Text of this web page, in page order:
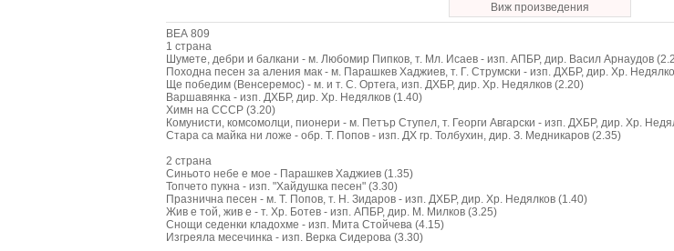
Виж произведения
ВЕА 809
1 страна
Шумете, дебри и балкани - м. Любомир Пипков, т. Мл. Исаев - изп. АПБР, дир. Васил Арнаудов
Походна песен за аления мак - м. Парашкев Хаджиев, т. Г. Струмски - изп. ДХБР, дир. Хр.
Ще победим (Венсеремос) - м. и т. С. Ортега, изп. ДХБР, дир. Хр. Недялков (2.20)
Варшавянка - изп. ДХБР, дир. Хр. Недялков (1.40)
Химн на СССР (3.20)
Комунисти, комсомолци, пионери - м. Петър Ступел, т. Георги Авгарски - изп. ДХБР, дир. Хр.
Стара са майка ни ложе - обр. Т. Попов - изп. ДХ гр. Толбухин, дир. З. Медникаров (2.35)
2 страна
Синьото небе е мое - Парашкев Хаджиев (1.35)
Топчето пукна - изп. "Хайдушка песен" (3.30)
Празнична песен - м. Т. Попов, т. Н. Зидаров - изп. ДХБР, дир. Хр. Недялков (1.40)
Жив е той, жив е - т. Хр. Ботев - изп. АПБР, дир. М. Милков (3.25)
Снощи седенки кладохме - изп. Мита Стойчева (4.15)
Изгреяла месечинка - изп. Верка Сидерова (3.30)